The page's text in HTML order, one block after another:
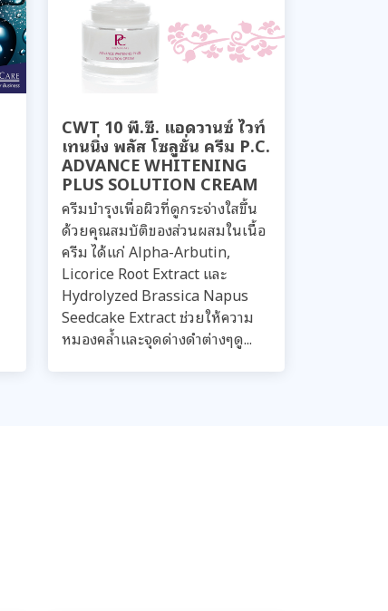
CWT 10 พี.ซี. แอดวานซ์ ไวท์
เทนนิ่ง พลัส โซลูชั่น ครีม P.C.
ADVANCE WHITENING
PLUS SOLUTION CREAM
ครีมบำรุงเพื่อผิวที่ดูกระจ่างใสขึ้น
ด้วยคุณสมบัติของส่วนผสมในเนื้อ
ครีม ได้แก่ Alpha-Arbutin,
Licorice Root Extract และ
Hydrolyzed Brassica Napus
Seedcake Extract ช่วยให้ความ
หมองคล้ำและจุดด่างดำต่างๆดู...